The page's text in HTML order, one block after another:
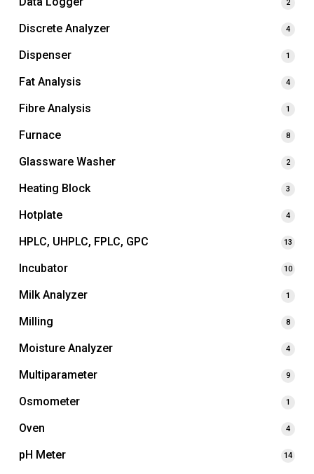
2
Discrete Analyzer 4
Dispenser 1
Fat Analysis 4
Fibre Analysis 1
Furnace 8
Glassware Washer 2
Heating Block 3
Hotplate 4
HPLC, UHPLC, FPLC, GPC 13
Incubator 10
Milk Analyzer 1
Milling 8
Moisture Analyzer 4
Multiparameter 9
Osmometer 1
Oven 4
pH Meter 14